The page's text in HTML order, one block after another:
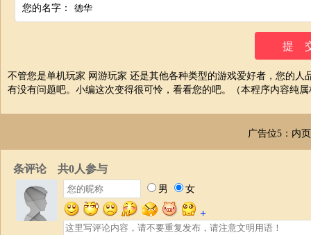
您的名字：
不管您是单机玩家 网游玩家 还是其他各种类型的游戏爱好者，您的
有没有问题吧。小编这次变得很可怜，看看您的吧。（本程序内容纯
广告位5：内